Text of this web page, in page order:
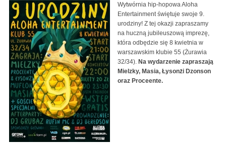
Wytwórnia hip-hopowa Aloha
Entertainment świętuje swoje 9.
urodziny! Z tej okazji zapraszamy
na huczną jubileuszową imprezę,
która odbędzie się 8 kwietnia w
warszawskim klubie 55 (Żurawia
32/34). Na wydarzenie zapraszają
Mielzky, Masia, Łysonżi Dzonson
oraz Proceente.